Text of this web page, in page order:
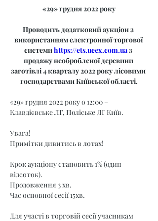
«29» грудня 2022 року
Проводить додатковий аукціон з
використанням електронної торгової
системи https://ets.ueex.com.ua з
продажу необробленої деревини
заготівлі 4 кварталу 2022 року лісовими
господарствами Київської області.
«29» грудня 2022 року о 12:00 –
Клавдієвське ЛГ, Поліське ЛГ Київ.
Увага!
Примітки дивитись в лотах!
Крок аукціону становить 1% (один
відсоток).
Продовження 3 хв.
Час основної сесії 15хв.
Для участі в торговій сесії учасникам